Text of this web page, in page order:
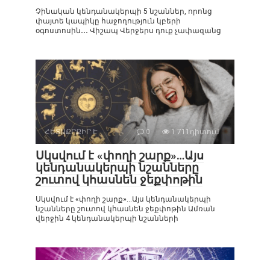
Չինական կենդանակերպի 5 նշաններ, որոնց
փայտե կապիկը հաջողություն կբերի
օգոստոսին․․․ Վիշապ Վերջերս դուք չափազանց
ՀԵՏԱՔՐՔԻՐ Է 0 1 711դիտում
Սկսվում է «փողի շարք»…Այս
կենդանակերպի նշանները
շուտով կհասնեն ջեքփոթին
Սկսվում է «փողի շարք»…Այս կենդանակերպի
նշանները շուտով կհասնեն ջեքփոթին Ամռան
վերջին 4 կենդանակերպի նշանների